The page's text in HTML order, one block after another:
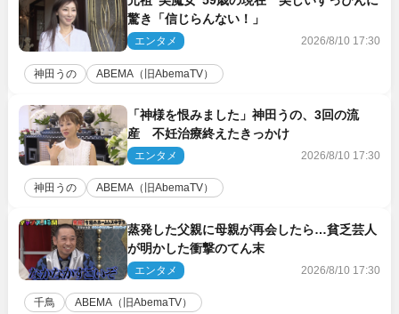
驚き「信じらんない！」
エンタメ 2026/8/10 17:30
神田うの ABEMA（旧AbemaTV）
「神様を恨みました」神田うの、3回の流
産 不妊治療終えたきっかけ
エンタメ 2026/8/10 17:30
神田うの ABEMA（旧AbemaTV）
蒸発した父親に母親が再会したら…貧乏芸人
が明かした衝撃のてん末
エンタメ 2026/8/10 17:30
千鳥 ABEMA（旧AbemaTV）